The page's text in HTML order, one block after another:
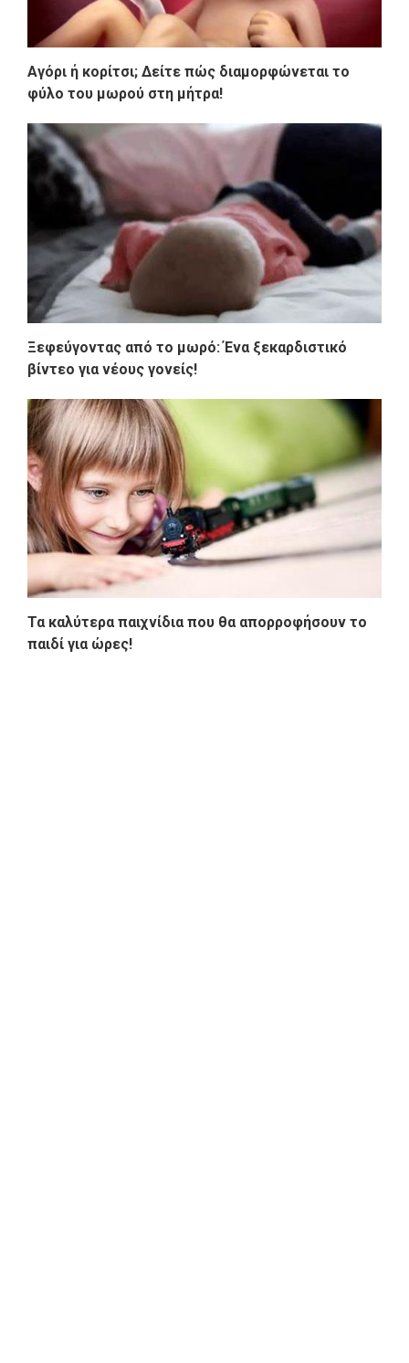
Αγόρι ή κορίτσι; Δείτε πώς διαμορφώνεται το
φύλο του μωρού στη μήτρα!
Ξεφεύγοντας από το μωρό: Ένα ξεκαρδιστικό
βίντεο για νέους γονείς!
Τα καλύτερα παιχνίδια που θα απορροφήσουν το
παιδί για ώρες!